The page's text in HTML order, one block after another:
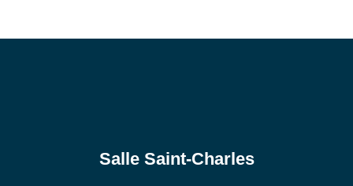
Salle Saint-Charles